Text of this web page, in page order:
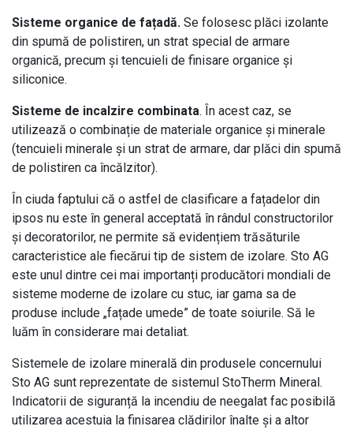
Sisteme organice de fațadă. Se folosesc plăci izolante
din spumă de polistiren, un strat special de armare
organică, precum și tencuieli de finisare organice și
siliconice.
Sisteme de incalzire combinata. În acest caz, se
utilizează o combinație de materiale organice și minerale
(tencuieli minerale și un strat de armare, dar plăci din spumă
de polistiren ca încălzitor).
În ciuda faptului că o astfel de clasificare a fațadelor din
ipsos nu este în general acceptată în rândul constructorilor
și decoratorilor, ne permite să evidențiem trăsăturile
caracteristice ale fiecărui tip de sistem de izolare. Sto AG
este unul dintre cei mai importanți producători mondiali de
sisteme moderne de izolare cu stuc, iar gama sa de
produse include „fațade umede” de toate soiurile. Să le
luăm în considerare mai detaliat.
Sistemele de izolare minerală din produsele concernului
Sto AG sunt reprezentate de sistemul StoTherm Mineral.
Indicatorii de siguranță la incendiu de neegalat fac posibilă
utilizarea acestuia la finisarea clădirilor înalte și a altor